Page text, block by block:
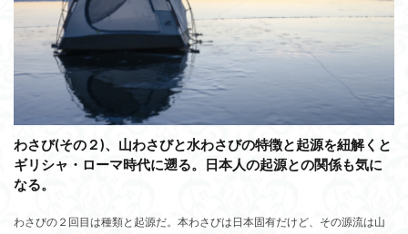
わさび(その２)、山わさびと水わさびの特徴と起源を紐解くと
ギリシャ・ローマ時代に遡る。日本人の起源との関係も気に
なる。
わさびの２回目は種類と起源だ。本わさびは日本固有だけど、その源流は山